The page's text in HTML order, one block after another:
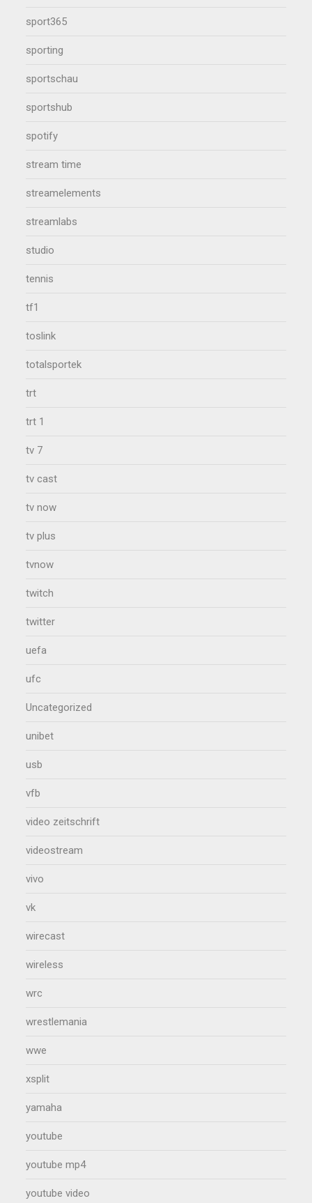
sport365
sporting
sportschau
sportshub
spotify
stream time
streamelements
streamlabs
studio
tennis
tf1
toslink
totalsportek
trt
trt 1
tv 7
tv cast
tv now
tv plus
tvnow
twitch
twitter
uefa
ufc
Uncategorized
unibet
usb
vfb
video zeitschrift
videostream
vivo
vk
wirecast
wireless
wrc
wrestlemania
wwe
xsplit
yamaha
youtube
youtube mp4
youtube video